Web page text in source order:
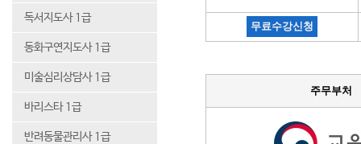
독서지도사 1급
동화구연지도사 1급
미술심리상담사 1급
바리스타 1급
반려동물관리사 1급
무료수강신청
주무부처